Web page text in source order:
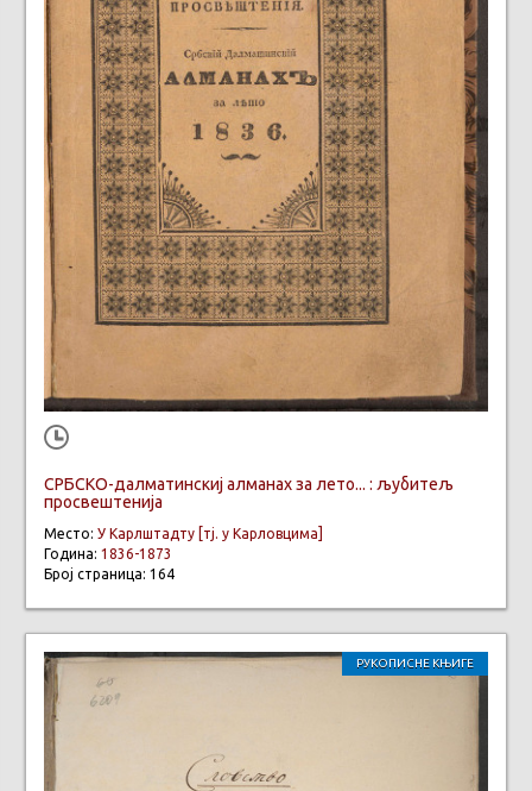
СРБСКО-далматинскиј алманах за лето... : љубитељ
просвештенија
Место: У Карлштадту [тј. у Карловцима]
Година: 1836-1873
Број страница: 164
РУКОПИСНЕ КЊИГЕ